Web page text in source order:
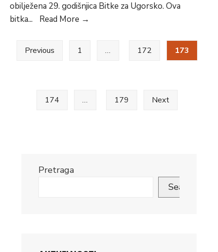
obilježena 29. godišnjica Bitke za Ugorsko. Ova
bitka... Read More →
Posts
Previous 1 … 172 173
174 … 179 Next
Pretraga
Search